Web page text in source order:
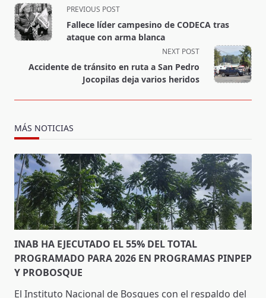
<span
class="nav-
subtitle
reader-
text">Page</span>
PREVIOUS POST
Fallece líder campesino de CODECA tras
ataque con arma blanca
NEXT POST
Accidente de tránsito en ruta a San Pedro
Jocopilas deja varios heridos
MÁS NOTICIAS
INAB HA EJECUTADO EL 55% DEL TOTAL
PROGRAMADO PARA 2026 EN PROGRAMAS PINPEP
Y PROBOSQUE
El Instituto Nacional de Bosques con el respaldo del